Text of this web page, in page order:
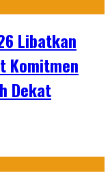
Libatkan
Komitmen
Dekat